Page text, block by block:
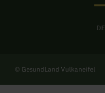
DE
© GesundLand Vulkaneifel